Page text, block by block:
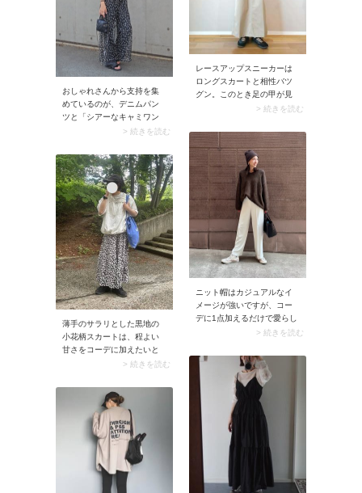
レースアップスニーカーは
ロングスカートと相性バツ
グン。このとき足の甲が見
えるようカバーソックスを
覗きコーデがこなれ見え。
クリーンなスタイリングに
仕上がります。
> 続きを読む
おしゃれさんから支持を集
めているのが、デニムパン
ツと「シアーなキャミワン
ピース」の組み合わせ。透
スからデニムパンツが覗
き、甘辛MIXな装いに。イン
ナーにタンクトップや半袖T
シャツを仕込むと初夏のム
ードに馴染みます。
> 続きを読む
ニット帽はカジュアルなイ
メージが強いですが、コー
デに1点加えるだけで愛らし
さが倍増するアイテムなん
と大人のデートスタイルに
馴染みますよ♪
> 続きを読む
薄手のサラリとした黒地の
小花柄スカートは、程よい
甘さをコーデに加えたいと
きにぴったり。シャリ感の
どアウトドア服と合わせれ
ば、こなれ感の漂うコーデ
に仕上がります。
> 続きを読む